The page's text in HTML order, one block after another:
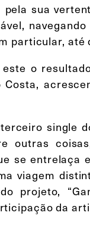
sua
particular, até
o
single
outras
se entrelaça
viagem
projeto,
da